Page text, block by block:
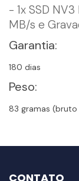
- 1x SSD
MB/s e
Garantia:
180 dias
Peso:
83 gramas
CONTATO